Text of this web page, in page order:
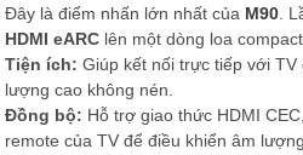
Đây là điểm nhấn lớn nhất của M90 .
HDMI eARC lên một dòng loa
Tiện ích: Giúp kết nối trực tiếp với
lượng cao không nén.
Đồng bộ: Hỗ trợ giao thức HDMI
remote của TV để điều khiển âm